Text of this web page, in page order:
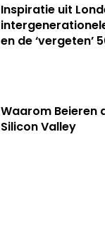
Inspiratie uit
en de ‘vergeten’
Waarom Beieren
Silicon Valley